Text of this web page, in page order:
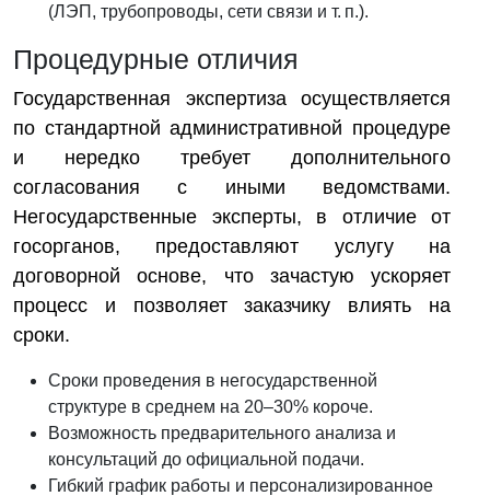
(ЛЭП, трубопроводы, сети связи и т. п.).
Процедурные отличия
Государственная экспертиза осуществляется
по стандартной административной процедуре
и нередко требует дополнительного
согласования с иными ведомствами.
Негосударственные эксперты, в отличие от
госорганов, предоставляют услугу на
договорной основе, что зачастую ускоряет
процесс и позволяет заказчику влиять на
сроки.
Сроки проведения в негосударственной
структуре в среднем на 20–30% короче.
Возможность предварительного анализа и
консультаций до официальной подачи.
Гибкий график работы и персонализированное